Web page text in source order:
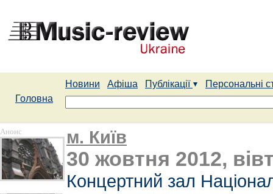
Новини Афіша Публікації
Персональні
Головна
Анонс м. Київ
30 жовтня 2012,
Концертний зал